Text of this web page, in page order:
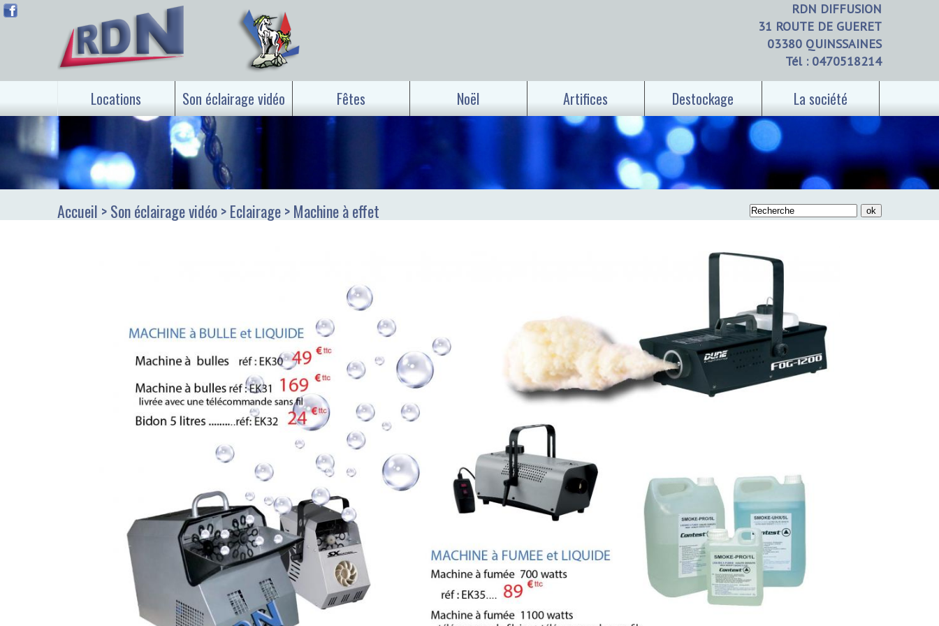
RDN DIFFUSION
31 ROUTE DE GUERET
03380 QUINSSAINES
Tél : 0470518214
Locations Son éclairage vidéo Fêtes Noël Artifices Destockage La société
Accueil > Son éclairage vidéo > Eclairage > Machine à effet